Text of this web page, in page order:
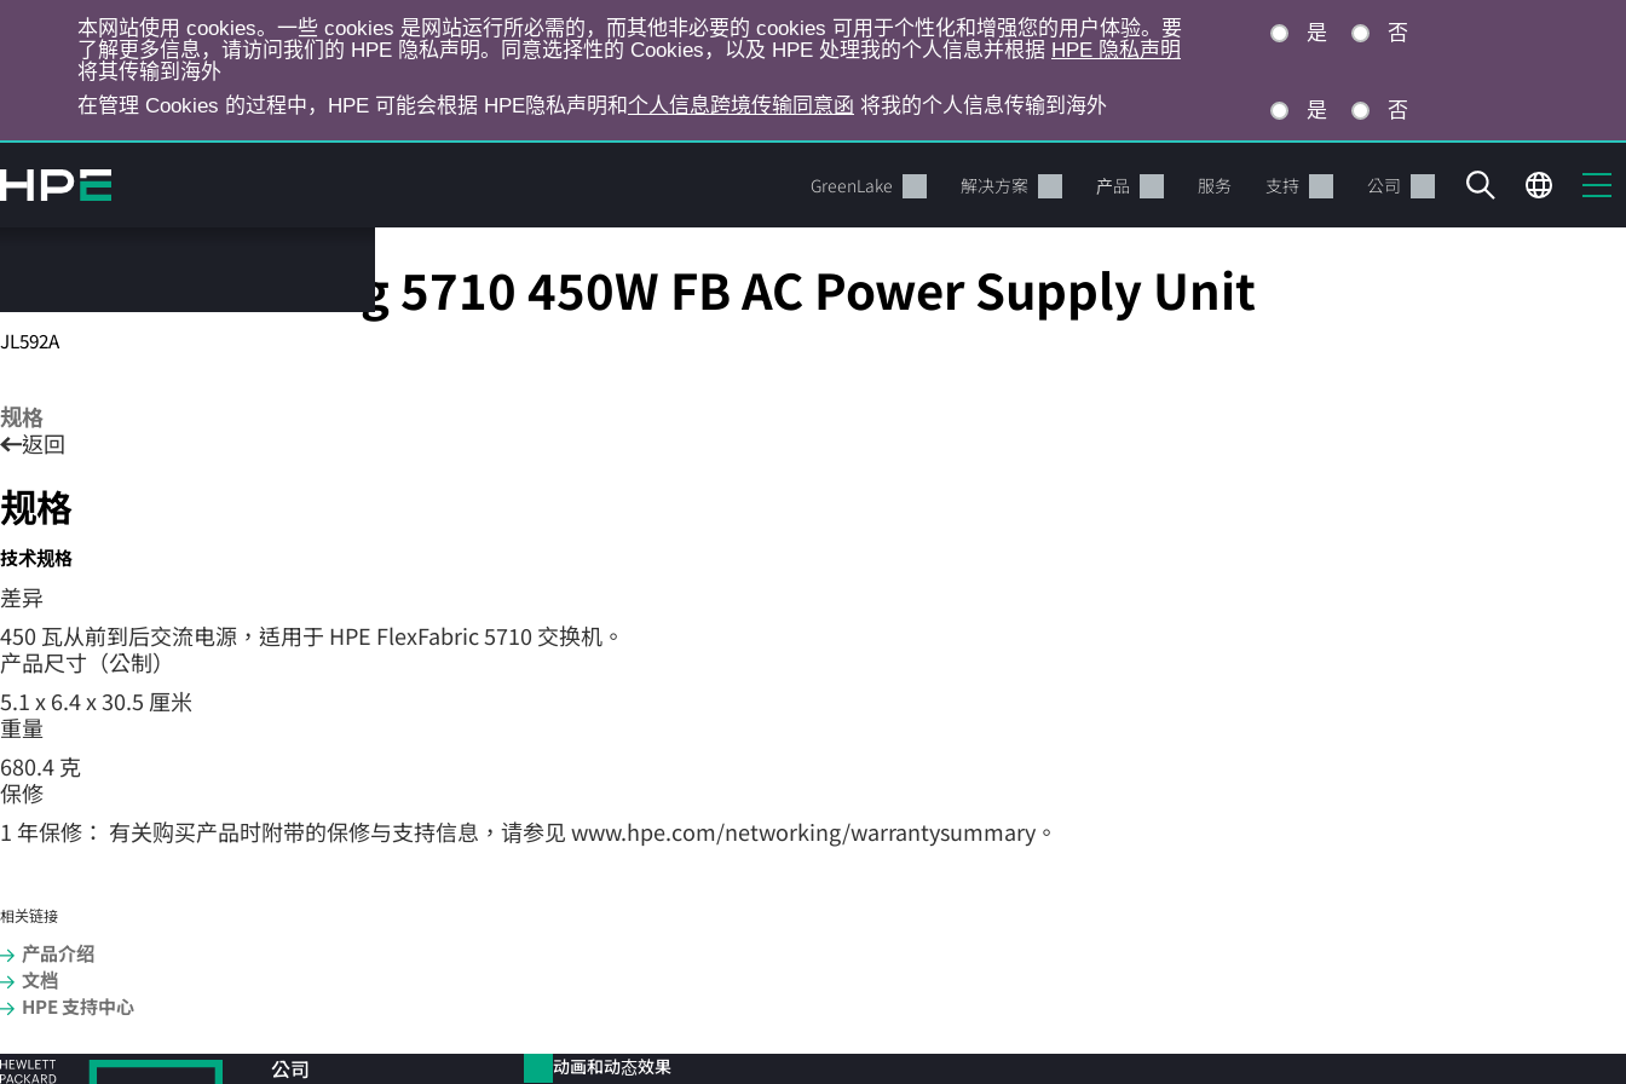
本网站使用 cookies。一些 cookies 是网站运行所必需的，而其他非必要的 cookies 可用于个性化和增强您的用户体验。要
了解更多信息，请访问我们的 HPE 隐私声明。同意选择性的 Cookies，以及 HPE 处理我的个人信息并根据 HPE 隐私声明
将其传输到海外
是 否
在管理 Cookies 的过程中，HPE 可能会根据 HPE隐私声明和 个人信息跨境传输同意函 将我的个人信息传输到海外 是 否
转
到
GreenLake 解决方案 产品 服务 支持 公司
HPE Networking 5710 450W FB AC Power Supply Unit
JL592A
规格
返回
规格
技术规格
差异
450 瓦从前到后交流电源，适用于 HPE FlexFabric 5710 交换机。
产品尺寸（公制）
5.1 x 6.4 x 30.5 厘米
重量
680.4 克
保修
1 年保修： 有关购买产品时附带的保修与支持信息，请参见 www.hpe.com/networking/warrantysummary。
相关链接
产品介绍
文档
HPE 支持中心
公司 动画和动态效果